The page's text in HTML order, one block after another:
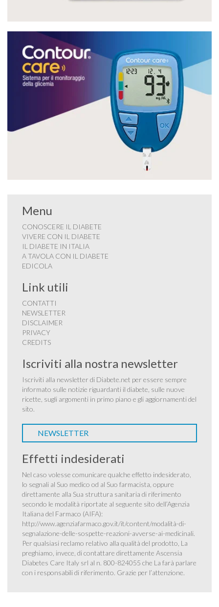
Menu
CONOSCERE IL DIABETE
VIVERE CON IL DIABETE
IL DIABETE IN ITALIA
A TAVOLA CON IL DIABETE
EDICOLA
Link utili
CONTATTI
NEWSLETTER
DISCLAIMER
PRIVACY
CREDITS
Iscriviti alla nostra newsletter
Iscriviti alla newsletter di Diabete.net per essere sempre
informato sulle notizie riguardanti il diabete, sulle nuove
ricette, sugli argomenti in primo piano e gli aggiornamenti del
sito.
NEWSLETTER
Effetti indesiderati
Nel caso volesse comunicare qualche effetto indesiderato,
lo segnali al Suo medico od al Suo farmacista, oppure
direttamente alla Sua struttura sanitaria di riferimento
secondo le modalità riportate al seguente sito dell’Agenzia
Italiana del Farmaco (AIFA):
http://www.agenziafarmaco.gov.it/it/content/modalità-di-
segnalazione-delle-sospette-reazioni-avverse-ai-medicinali.
Per qualsiasi reclamo relativo alla qualità del prodotto, La
preghiamo, invece, di contattare direttamente Ascensia
Diabetes Care Italy srl al n. 800-824055 che La farà parlare
con i responsabili di riferimento. Grazie per l’attenzione.